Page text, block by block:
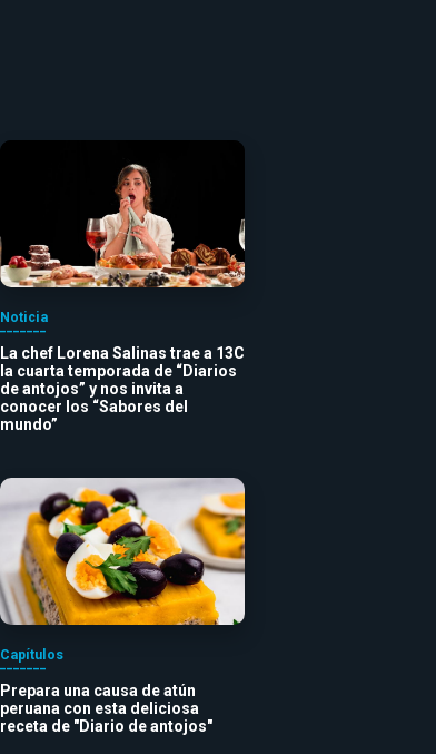
Noticia
La chef Lorena Salinas trae a 13C
la cuarta temporada de “Diarios
de antojos” y nos invita a
conocer los “Sabores del
mundo”
Capítulos
Prepara una causa de atún
peruana con esta deliciosa
receta de "Diario de antojos"